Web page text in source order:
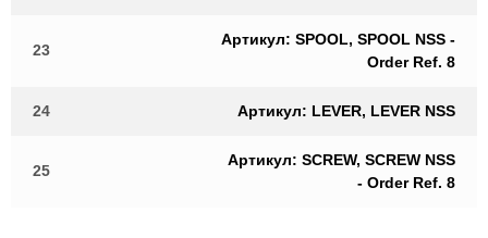
23
Артикул: SPOOL, SPOOL NSS -
Order Ref. 8
24 Артикул: LEVER, LEVER NSS
25
Артикул: SCREW, SCREW NSS
- Order Ref. 8